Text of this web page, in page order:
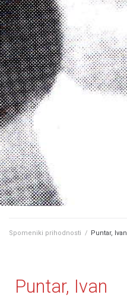
Spomeniki prihodnosti / Puntar, Ivan
Puntar, Ivan